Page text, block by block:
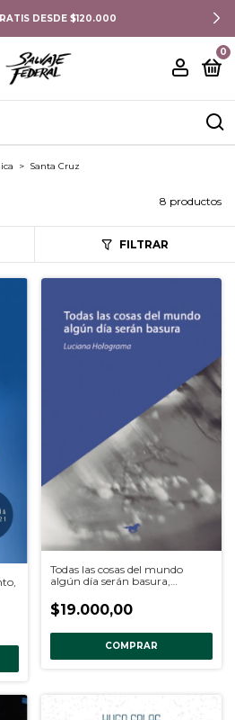
DESDE $120.000
0
> Santa Cruz
8 productos
FILTRAR
Todas las cosas del mundo
algún día serán basura,
$19.000,00
COMPRAR